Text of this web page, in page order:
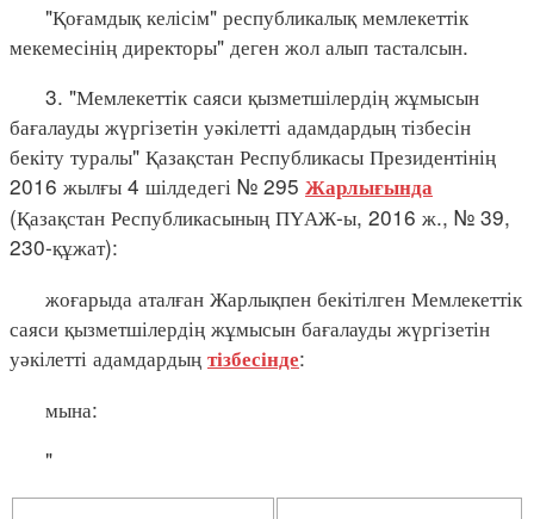
"Қоғамдық келісім" республикалық мемлекеттік
мекемесінің директоры" деген жол алып тасталсын.
3. "Мемлекеттік саяси қызметшілердің жұмысын
бағалауды жүргізетін уәкілетті адамдардың тізбесін
бекіту туралы" Қазақстан Республикасы Президентінің
2016 жылғы 4 шілдедегі № 295 Жарлығында
(Қазақстан Республикасының ПҮАЖ-ы, 2016 ж., № 39,
230-құжат):
жоғарыда аталған Жарлықпен бекітілген Мемлекеттік
саяси қызметшілердің жұмысын бағалауды жүргізетін
уәкілетті адамдардың тізбесінде:
мына:
"